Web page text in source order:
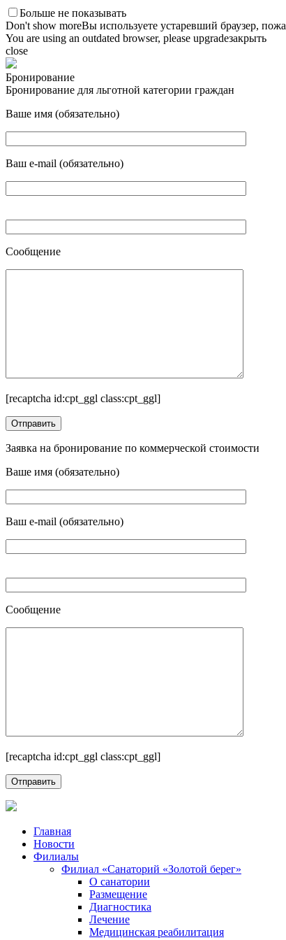
Больше не показывать
Don't show moreВы используете устаревший браузер,
You are using an outdated browser, please upgradeзакрыть
close
Бронирование
Бронирование для льготной категории граждан
Ваше имя (обязательно)
Ваш e-mail (обязательно)
Сообщение
[recaptcha id:cpt_ggl class:cpt_ggl]
Заявка на бронирование по коммерческой стоимости
Ваше имя (обязательно)
Ваш e-mail (обязательно)
Сообщение
[recaptcha id:cpt_ggl class:cpt_ggl]
Главная
Новости
Филиалы
Филиал «Санаторий «Золотой берег»
О санатории
Размещение
Диагностика
Лечение
Медицинская реабилитация